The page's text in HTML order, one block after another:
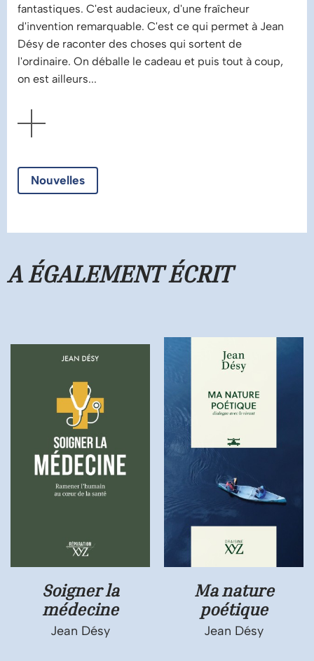
fantastiques. C'est audacieux, d'une fraîcheur
d'invention remarquable. C'est ce qui permet à Jean
Désy de raconter des choses qui sortent de
l'ordinaire. On déballe le cadeau et puis tout à coup,
on est ailleurs...
Nouvelles
A ÉGALEMENT ÉCRIT
Soigner la
médecine
Jean Désy
Ma nature
poétique
Jean Désy